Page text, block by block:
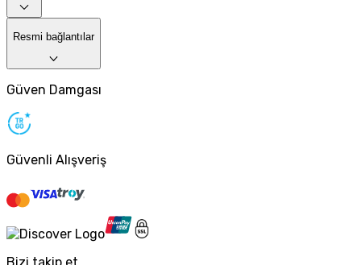
Resmi bağlantılar
Güven Damgası
Güvenli Alışveriş